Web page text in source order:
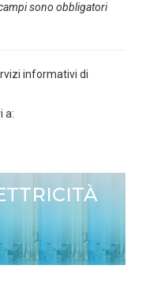
sono obbligatori
informativi di
a: